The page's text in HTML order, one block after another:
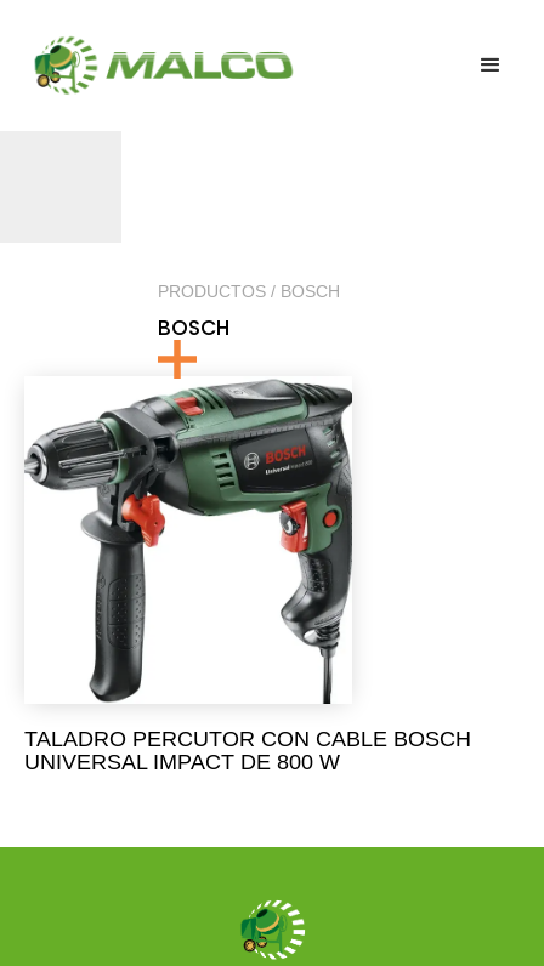
PRODUCTOS / BOSCH
BOSCH
TALADRO PERCUTOR CON CABLE BOSCH
UNIVERSAL IMPACT DE 800 W